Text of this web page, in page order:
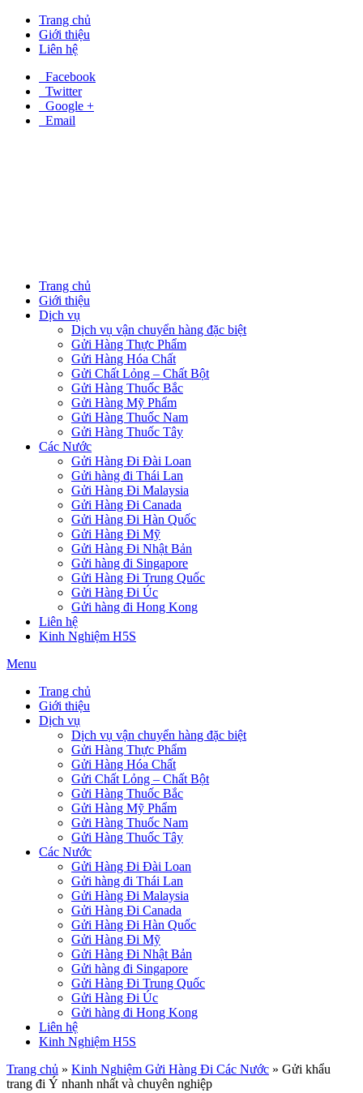
Trang chủ
Giới thiệu
Liên hệ
Facebook
Twitter
Google +
Email
Trang chủ
Giới thiệu
Dịch vụ
Dịch vụ vận chuyển hàng đặc biệt
Gửi Hàng Thực Phẩm
Gửi Hàng Hóa Chất
Gửi Chất Lỏng – Chất Bột
Gửi Hàng Thuốc Bắc
Gửi Hàng Mỹ Phẩm
Gửi Hàng Thuốc Nam
Gửi Hàng Thuốc Tây
Các Nước
Gửi Hàng Đi Đài Loan
Gửi hàng đi Thái Lan
Gửi Hàng Đi Malaysia
Gửi Hàng Đi Canada
Gửi Hàng Đi Hàn Quốc
Gửi Hàng Đi Mỹ
Gửi Hàng Đi Nhật Bản
Gửi hàng đi Singapore
Gửi Hàng Đi Trung Quốc
Gửi Hàng Đi Úc
Gửi hàng đi Hong Kong
Liên hệ
Kinh Nghiệm H5S
Menu
Trang chủ
Giới thiệu
Dịch vụ
Dịch vụ vận chuyển hàng đặc biệt
Gửi Hàng Thực Phẩm
Gửi Hàng Hóa Chất
Gửi Chất Lỏng – Chất Bột
Gửi Hàng Thuốc Bắc
Gửi Hàng Mỹ Phẩm
Gửi Hàng Thuốc Nam
Gửi Hàng Thuốc Tây
Các Nước
Gửi Hàng Đi Đài Loan
Gửi hàng đi Thái Lan
Gửi Hàng Đi Malaysia
Gửi Hàng Đi Canada
Gửi Hàng Đi Hàn Quốc
Gửi Hàng Đi Mỹ
Gửi Hàng Đi Nhật Bản
Gửi hàng đi Singapore
Gửi Hàng Đi Trung Quốc
Gửi Hàng Đi Úc
Gửi hàng đi Hong Kong
Liên hệ
Kinh Nghiệm H5S
Trang chủ » Kinh Nghiệm Gửi Hàng Đi Các Nước » Gửi khẩu
trang đi Ý nhanh nhất và chuyên nghiệp